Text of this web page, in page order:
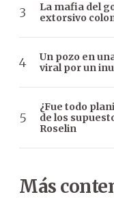
La mafia del
extorsivo
Un pozo en
viral por un
¿Fue todo
de los
Roselin
Más